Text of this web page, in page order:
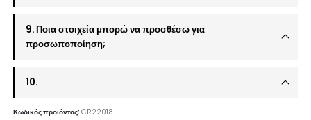
9. Ποια στοιχεία μπορώ να προσθέσω για
προσωποποίηση;
10.
Κωδικός προϊόντος:CR22018